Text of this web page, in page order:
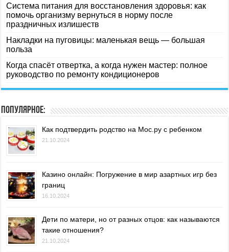
Система питания для восстановления здоровья: как
помочь организму вернуться в норму после
праздничных излишеств
Накладки на пуговицы: маленькая вещь — большая
польза
Когда спасёт отвертка, а когда нужен мастер: полное
руководство по ремонту кондиционеров
Популярное:
Как подтвердить родство на Мос.ру с ребенком
21.10.2024
Казино онлайн: Погружение в мир азартных игр без
границ
16.10.2024
Дети по матери, но от разных отцов: как называются
такие отношения?
21.10.2024